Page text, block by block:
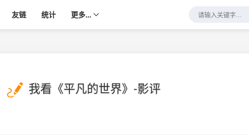
友链 统计 更多...
我看《平凡的世界》-影评